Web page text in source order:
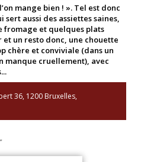
mange bien ! ». Tel est donc
sert aussi des assiettes saines,
fromage et quelques plats
un resto donc, une chouette
chère et conviviale (dans un
cruellement), avec
36, 1200 Bruxelles,